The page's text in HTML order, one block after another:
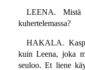
LEENA.
kuhertelemassa?
HAKALA.
kuin Leena, joka
seuloo. Et liene